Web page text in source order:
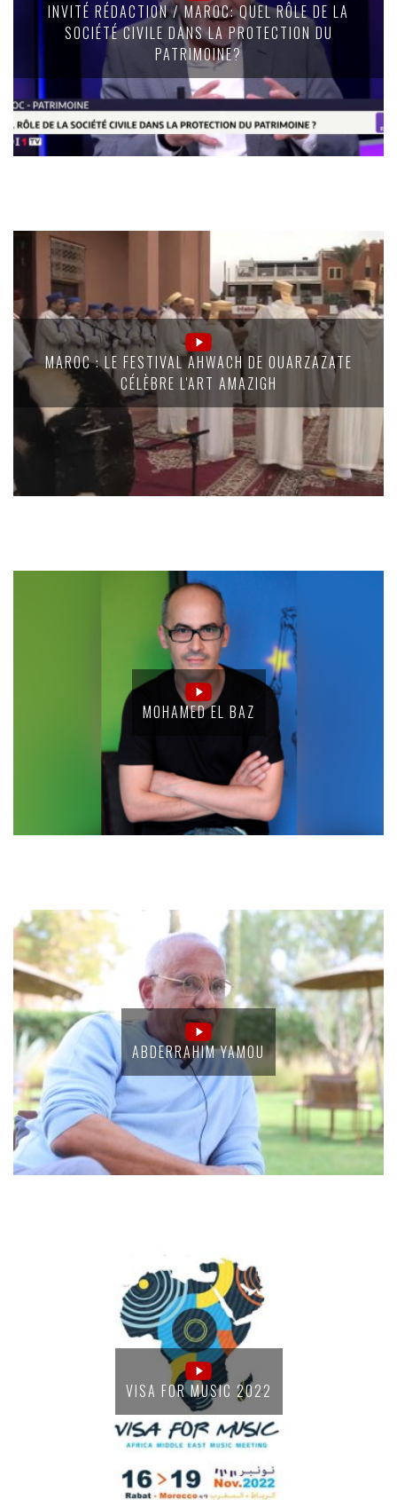
INVITÉ RÉDACTION / MAROC: QUEL RÔLE DE LA
SOCIÉTÉ CIVILE DANS LA PROTECTION DU
PATRIMOINE?
MAROC : LE FESTIVAL AHWACH DE OUARZAZATE
CÉLÈBRE L'ART AMAZIGH
MOHAMED EL BAZ
ABDERRAHIM YAMOU
VISA FOR MUSIC 2022